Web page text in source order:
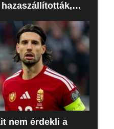
az idős nő
nem érdekli a